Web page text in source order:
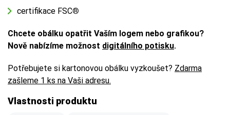
certifikace FSC®
Chcete obálku opatřit Vaším logem nebo grafikou?
Nově nabízíme možnost digitálního potisku.
Potřebujete si kartonovou obálku vyzkoušet? Zdarma
zašleme 1 ks na Vaši adresu.
Vlastnosti produktu